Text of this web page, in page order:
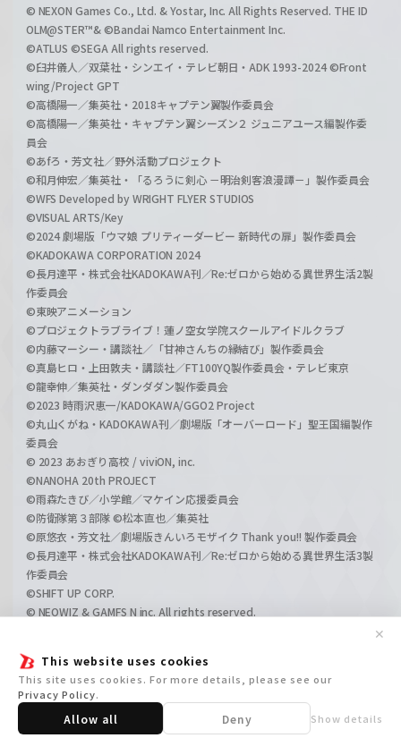
This website uses cookies
This site uses cookies. For more details, please see our
Privacy Policy.
Allow all Deny Show details
✕
© NEXON Games Co., Ltd. & Yostar, Inc. All Rights Reserved. THE ID
OLM@STER™& ©Bandai Namco Entertainment Inc.
©ATLUS ©SEGA All rights reserved.
©臼井儀人／双葉社・シンエイ・テレビ朝日・ADK 1993-2024 ©Front
wing/Project GPT
©高橋陽一／集英社・2018キャプテン翼製作委員会
©高橋陽一／集英社・キャプテン翼シーズン２ ジュニアユース編製作委
員会
©あfろ・芳文社／野外活動プロジェクト
©和月伸宏／集英社・「るろうに剣心 －明治剣客浪漫譚－」製作委員会
©WFS Developed by WRIGHT FLYER STUDIOS
©VISUAL ARTS/Key
©2024 劇場版「ウマ娘 プリティーダービー 新時代の扉」製作委員会
©KADOKAWA CORPORATION 2024
©長月達平・株式会社KADOKAWA刊／Re:ゼロから始める異世界生活2製
作委員会
©東映アニメーション
©プロジェクトラブライブ！蓮ノ空女学院スクールアイドルクラブ
©内藤マーシー・講談社／「甘神さんちの縁結び」製作委員会
©真島ヒロ・上田敦夫・講談社／FT100YQ製作委員会・テレビ東京
©龍幸伸／集英社・ダンダダン製作委員会
©2023 時雨沢恵一/KADOKAWA/GGO2 Project
©丸山くがね・KADOKAWA刊／劇場版「オーバーロード」聖王国編製作
委員会
© 2023 あおぎり高校 / viviON, inc.
©NANOHA 20th PROJECT
©雨森たきび／小学館／マケイン応援委員会
©防衛隊第３部隊 ©松本直也／集英社
©原悠衣・芳文社／劇場版きんいろモザイク Thank you!! 製作委員会
©長月達平・株式会社KADOKAWA刊／Re:ゼロから始める異世界生活3製
作委員会
©SHIFT UP CORP.
© NEOWIZ & GAMFS N inc. All rights reserved.
©GIRLS und PANZER Film Projekt
©GIRLS und PANZER Finale Projekt